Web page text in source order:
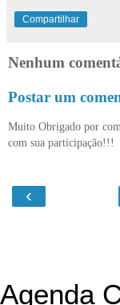
Compartilhar
Nenhum
Postar um
Muito Obrigado por
com sua participação!!!
‹
Agenda